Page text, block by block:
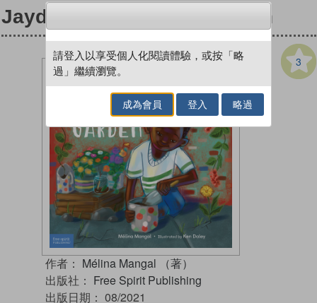
Jayden's Impossible Garden
3
作者： Mélina Mangal （著）
出版社： Free Spirit Publishing
出版日期： 08/2021
請登入以享受個人化閱讀體驗，或按「略
過」繼續瀏覽。
成為會員 登入 略過